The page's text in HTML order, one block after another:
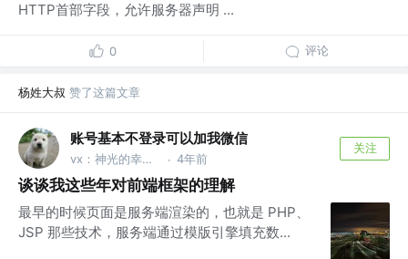
HTTP首部字段，允许服务器声明 ...
0 评论
杨姓大叔 赞了这篇文章
账号基本不登录可以加我微信
vx：神光的幸福生活 · 4年前
关注
谈谈我这些年对前端框架的理解
最早的时候页面是服务端渲染的，也就是 PHP、
JSP 那些技术，服务端通过模版引擎填充数...